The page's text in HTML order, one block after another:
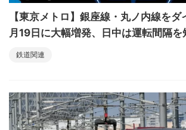
【東京メトロ】銀座線・丸ノ内線を
月19日に大幅増発、日中は運転間隔を
鉄道関連